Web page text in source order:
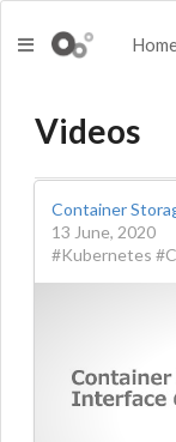
Videos
Container
13 June, 2020
#Kubernetes